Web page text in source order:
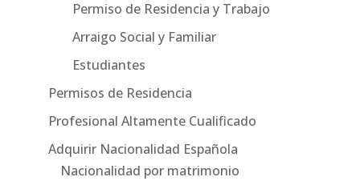
Permiso de Residencia y Trabajo
Arraigo Social y Familiar
Estudiantes
Permisos de Residencia
Profesional Altamente Cualificado
Adquirir Nacionalidad Española
Nacionalidad por matrimonio